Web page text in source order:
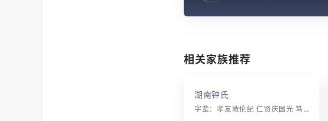
相关家族推荐
湖南钟氏
字辈：孝友敦伦纪 仁贤庆国光 笃怀希圣哲 敷政着平康 官懋循声卓 英多运祚长 词章扬雅颂 彝叙振？常